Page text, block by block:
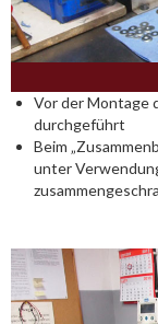
Vor der Montage
durchgeführt
Beim
unter